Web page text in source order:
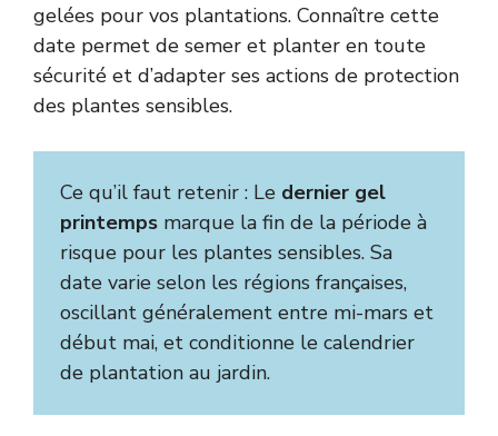
gelées pour vos plantations. Connaître cette
date permet de semer et planter en toute
sécurité et d’adapter ses actions de protection
des plantes sensibles.
Ce qu’il faut retenir : Le dernier gel
printemps marque la fin de la période à
risque pour les plantes sensibles. Sa
date varie selon les régions françaises,
oscillant généralement entre mi-mars et
début mai, et conditionne le calendrier
de plantation au jardin.